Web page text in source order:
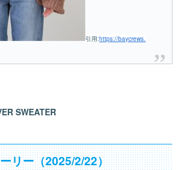
引用:https://baycrews.
SWEATER
リー（2025/2/22）